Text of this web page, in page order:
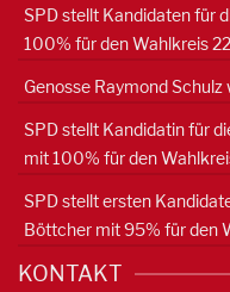
SPD stellt Kandidaten für
100% für den Wahlkreis
Genosse Raymond
SPD stellt Kandidatin für
mit 100% für den
SPD stellt ersten
Böttcher mit 95% für den
KONTAKT